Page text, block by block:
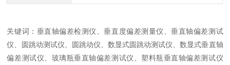
关键词：垂直轴偏差检测仪、垂直度偏差测量仪、垂直轴偏差测试
仪、圆跳动测试仪、圆跳动仪、数显式圆跳动测试仪、数显式垂直轴
偏差测试仪、玻璃瓶垂直轴偏差测试仪、塑料瓶垂直轴偏差测试仪